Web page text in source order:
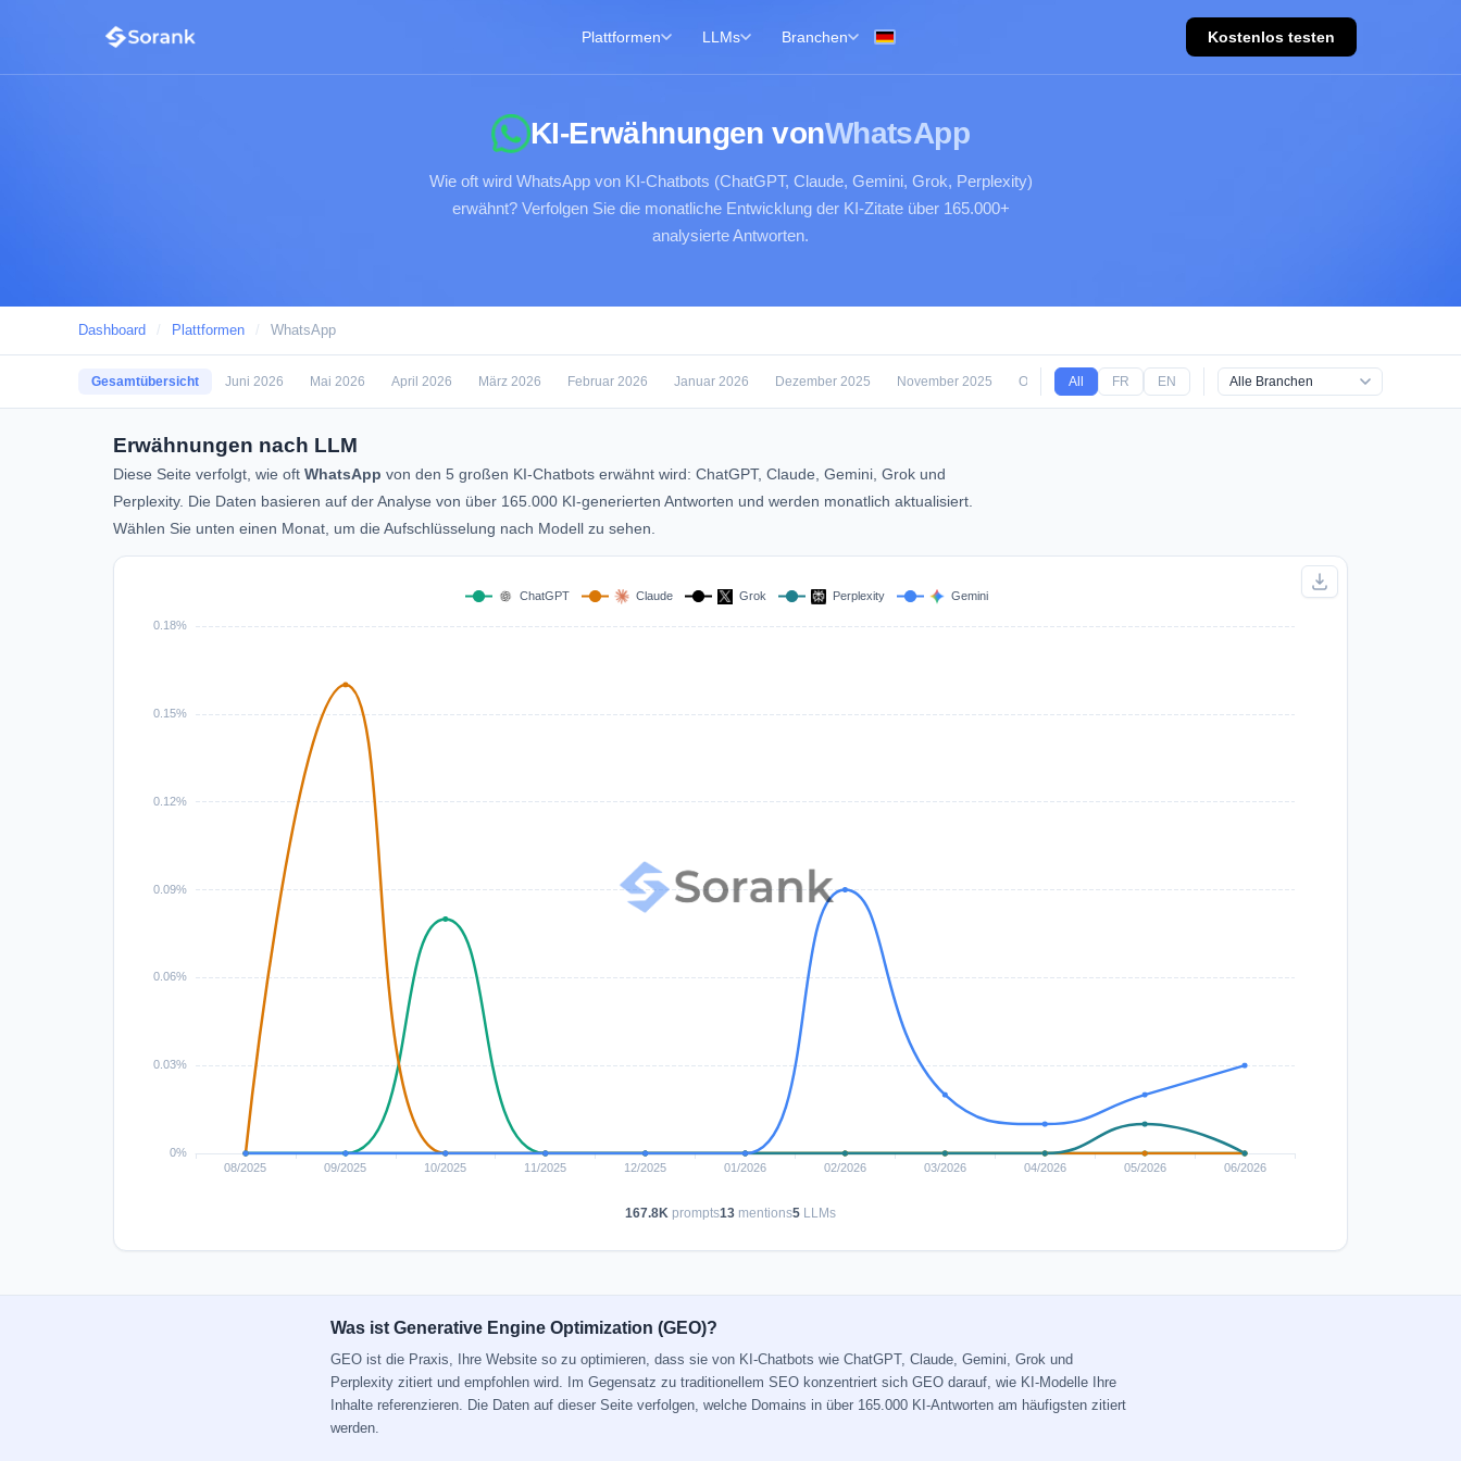
Plattformen LLMs Branchen Kostenlos testen
KI-Erwähnungen vonWhatsApp
Wie oft wird WhatsApp von KI-Chatbots (ChatGPT, Claude, Gemini, Grok, Perplexity)
erwähnt? Verfolgen Sie die monatliche Entwicklung der KI-Zitate über 165.000+
analysierte Antworten.
Dashboard / Plattformen / WhatsApp
Gesamtübersicht Juni 2026 Mai 2026 April 2026 März 2026 Februar 2026 Januar 2026 Dezember 2025 November 2025 Oktober 2025 September 2025 August 2025
All FR EN
Erwähnungen nach LLM
Diese Seite verfolgt, wie oft WhatsApp von den 5 großen KI-Chatbots erwähnt wird: ChatGPT, Claude, Gemini, Grok und
Perplexity. Die Daten basieren auf der Analyse von über 165.000 KI-generierten Antworten und werden monatlich aktualisiert.
Wählen Sie unten einen Monat, um die Aufschlüsselung nach Modell zu sehen.
167.8K prompts13 mentions5 LLMs
Was ist Generative Engine Optimization (GEO)?
GEO ist die Praxis, Ihre Website so zu optimieren, dass sie von KI-Chatbots wie ChatGPT, Claude, Gemini, Grok und
Perplexity zitiert und empfohlen wird. Im Gegensatz zu traditionellem SEO konzentriert sich GEO darauf, wie KI-Modelle Ihre
Inhalte referenzieren. Die Daten auf dieser Seite verfolgen, welche Domains in über 165.000 KI-Antworten am häufigsten zitiert
werden.